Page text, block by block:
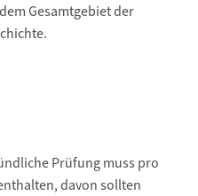
Gesamtgebiet der
Prüfung muss pro
davon sollten